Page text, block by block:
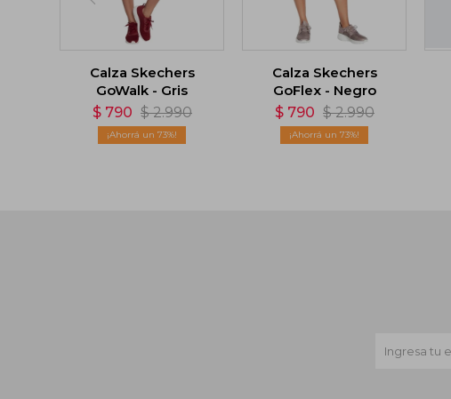
Calza Skechers
GoWalk - Gris
$ 790 $ 2.990
73
Calza Skechers
GoFlex - Negro
$ 790 $ 2.990
73